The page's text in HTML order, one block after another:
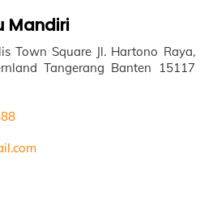
Mandiri
Town Square Jl. Hartono Raya,
Tangerang Banten 15117